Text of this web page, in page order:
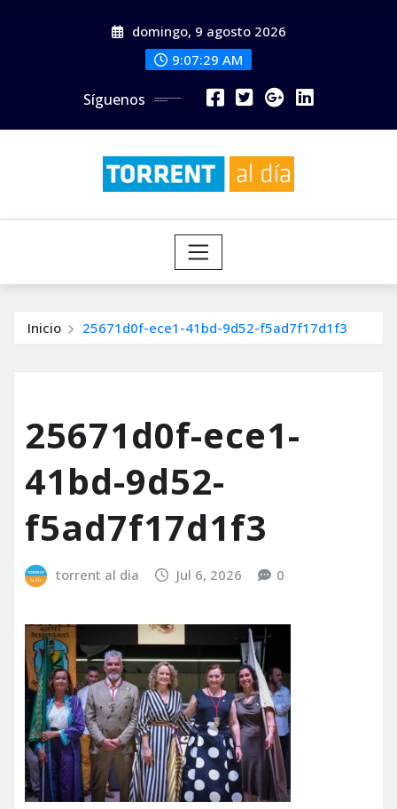
domingo, 9 agosto 2026
9:07:30 AM
Síguenos
Inicio 25671d0f-ece1-41bd-9d52-f5ad7f17d1f3
25671d0f-ece1-
41bd-9d52-
f5ad7f17d1f3
torrent al dia Jul 6, 2026 0